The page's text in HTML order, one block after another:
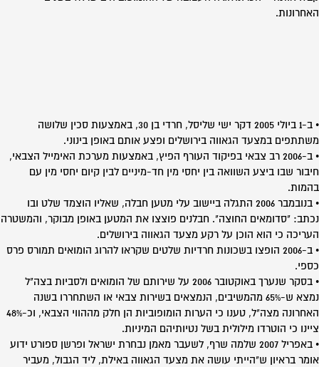
האחרונות.
• ב-1 ביולי 2005 דקר ישי שליסל, חרדי בן 30, באמצעות סכין שלושה
משתתפים במצעד הגאווה בירושלים ופצע אותם באופן בינוני.
• ב-2006 רב צבאי בפיקוד העורף הפיץ, באמצעות מערכת האימייל הצבאי,
חיבור שבו ביצע השוואה בין יחסי מין חד-מיניים לבין קיום יחסי מין עם
בהמות.
• בנובמבר 2006 התגלה ביישוב עלי מטען חבלה, שאליו הוצמד שלט ובו
נכתב: "סדומאים החוצה". חבלנים פוצצו את המטען באופן מבוקר, והמשטרה
העריכה כי הוא הוכן על רקע מצעד הגאווה בירושלים.
• ב-2006 הופצו בשכונות חרדיות שלטים שקראו להרוג הומואים תמורס פרס
כספי.
• בסקר שנערך באוקטובר 2006 על שירותם של הומואים ולסביות בצה"ל
נמצא ש-65% מהמשיבים, הנמצאים בשירות צבאי או השתחררו בשנה
האחרונה מצה"ל, טענו כי הערות הומופוביות הן חלק מההווי הצבאי, וכ-48%
ציינו כי הוטרדו מילולית בשל נטיותיהם המיניות.
• באפריל 2007 שלמה שרף, לשעבר מאמן נבחרת ישראל ופרשן ספורט ידוע
אומר בראיון ש"הייתי עושה את מצעד הגאווה באילת, ליד הגבול, מעביר